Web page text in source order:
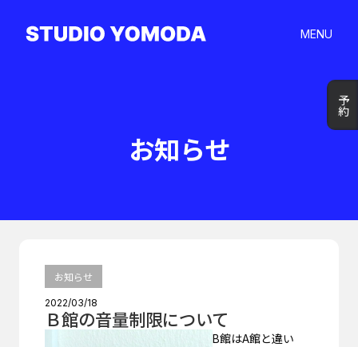
MENU
予約
予約
お知らせ
お知らせ
2022/03/18
Ｂ館の音量制限について
B館はA館と違い